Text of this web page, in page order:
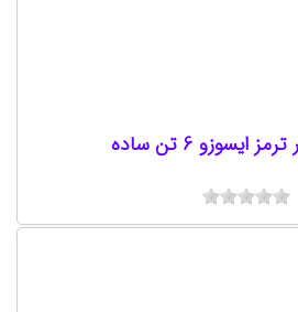
ایسوزو 6 تن ساده